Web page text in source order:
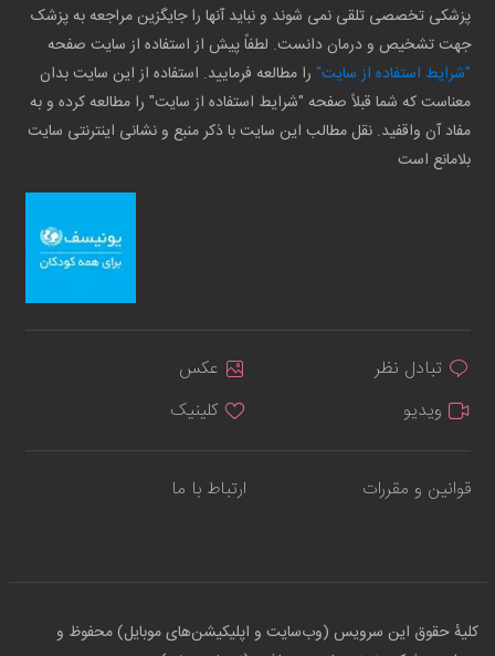
پزشکی تخصصی تلقی نمی شوند و نباید آنها را جایگزین مراجعه به پزشک
جهت تشخیص و درمان دانست. لطفاً پیش از استفاده از سایت صفحه
"شرایط استفاده از سایت" را مطالعه فرمایید. استفاده از این سایت بدان
معناست که شما قبلاً صفحه "شرایط استفاده از سایت" را مطالعه کرده و به
مفاد آن واقفید. نقل مطالب این سایت با ذکر منبع و نشانی اینترنتی سایت
بلامانع است
تبادل نظر
عکس
ویدیو
کلینیک
قوانین و مقررات ارتباط با ما
کلیهٔ حقوق این سرویس (وب‌سایت و اپلیکیشن‌های موبایل) محفوظ و